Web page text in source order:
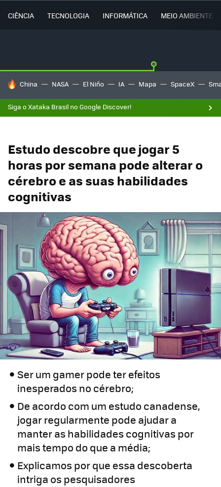
CIÊNCIA TECNOLOGIA INFORMÁTICA MEIO AMBIENTE
TENDÊNCIAS DO DIA
China NASA El Niño IA Mapa SpaceX
Siga o Xataka Brasil no Google Discover!
Estudo descobre que jogar 5
horas por semana pode alterar o
cérebro e as suas habilidades
cognitivas
Ser um gamer pode ter efeitos
inesperados no cérebro;
De acordo com um estudo canadense,
jogar regularmente pode ajudar a
manter as habilidades cognitivas por
mais tempo do que a média;
Explicamos por que essa descoberta
intriga os pesquisadores